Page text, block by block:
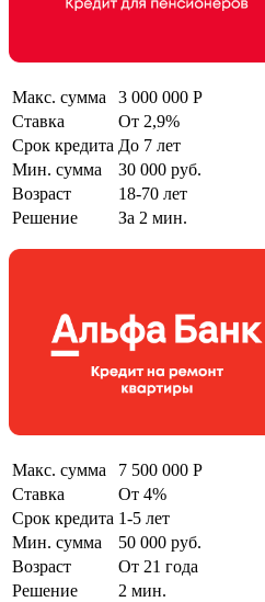
Макс. сумма
3 000 000 Р
Ставка
От 2,9%
Срок кредита До 7 лет
Мин. сумма
30 000 руб.
Возраст
18-70 лет
Решение
За 2 мин.
Макс. сумма
7 500 000 Р
Ставка
От 4%
Срок кредита 1-5 лет
Мин. сумма
50 000 руб.
Возраст
От 21 года
Решение
2 мин.